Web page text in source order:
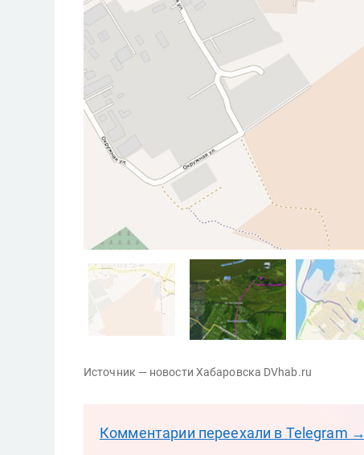
Источник — новости Хабаровска DVhab.ru
Комментарии переехали в Telegram →